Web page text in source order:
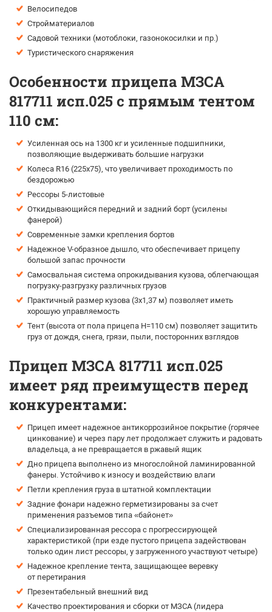
Велосипедов
Стройматериалов
Садовой техники (мотоблоки, газонокосилки и пр.)
Туристического снаряжения
Особенности прицепа МЗСА
817711 исп.025 с прямым тентом
110 см:
Усиленная ось на 1300 кг и усиленные подшипники,
позволяющие выдерживать большие нагрузки
Колеса R16 (225х75), что увеличивает проходимость по
бездорожью
Рессоры 5-листовые
Откидывающийся передний и задний борт (усилены
фанерой)
Современные замки крепления бортов
Надежное V-образное дышло, что обеспечивает прицепу
большой запас прочности
Самосвальная система опрокидывания кузова, облегчающая
погрузку-разгрузку различных грузов
Практичный размер кузова (3х1,37 м) позволяет иметь
хорошую управляемость
Тент (высота от пола прицепа H=110 см) позволяет защитить
груз от дождя, снега, грязи, пыли, посторонних взглядов
Прицеп МЗСА 817711 исп.025
имеет ряд преимуществ перед
конкурентами:
Прицеп имеет надежное антикоррозийное покрытие (горячее
цинкование) и через пару лет продолжает служить и радовать
владельца, а не превращается в ржавый ящик
Дно прицепа выполнено из многослойной ламинированной
фанеры. Устойчиво к износу и воздействию влаги
Петли крепления груза в штатной комплектации
Задние фонари надежно герметизированы за счет
применения разъемов типа «байонет»
Специализированная рессора с прогрессирующей
характеристикой (при езде пустого прицепа задействован
только один лист рессоры, у загруженного участвуют четыре)
Надежное крепление тента, защищающее веревку
от перетирания
Презентабельный внешний вид
Качество проектирования и сборки от МЗСА (лидера